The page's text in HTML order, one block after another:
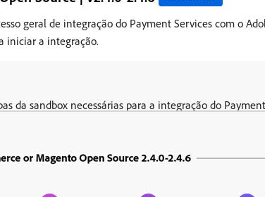
geral de integração do Payment Services com o
iniciar a integração.
da sandbox necessárias para a integração do